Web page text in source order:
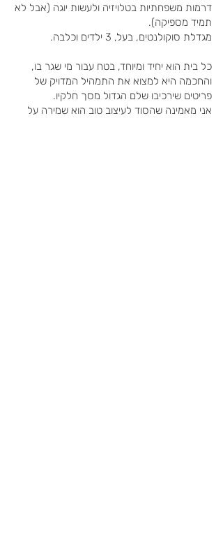
דרמות משפחתיות בטלויזיה ולעשות יוגה (אבל לא
תמיד מספיקה).
מגדלת סוקולנטים, בעל, 3 ילדים וכלבה.
כל בית הוא יחיד ומיוחד, בטח עבור מי שגר בו,
והחכמה היא למצוא את התמהיל המדויק של
פריטים שירכיבו שלם הגדול מסך חלקיו.
אני מאמינה שהסוד לעיצוב טוב הוא שמירה על